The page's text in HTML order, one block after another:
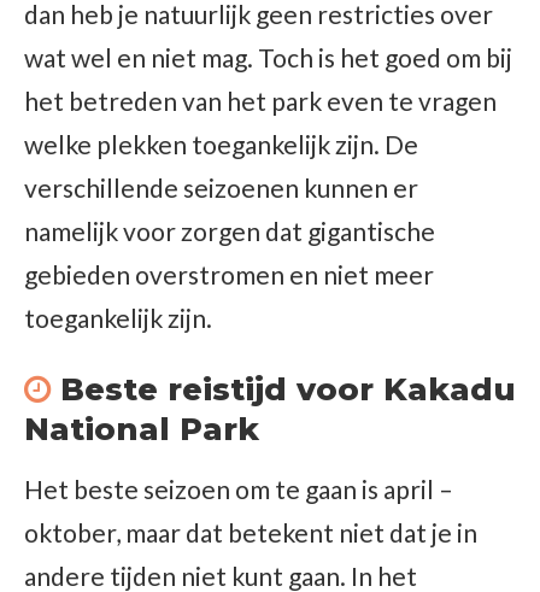
dan heb je natuurlijk geen restricties over
wat wel en niet mag. Toch is het goed om bij
het betreden van het park even te vragen
welke plekken toegankelijk zijn. De
verschillende seizoenen kunnen er
namelijk voor zorgen dat gigantische
gebieden overstromen en niet meer
toegankelijk zijn.
Beste reistijd voor Kakadu
National Park
Het beste seizoen om te gaan is april –
oktober, maar dat betekent niet dat je in
andere tijden niet kunt gaan. In het